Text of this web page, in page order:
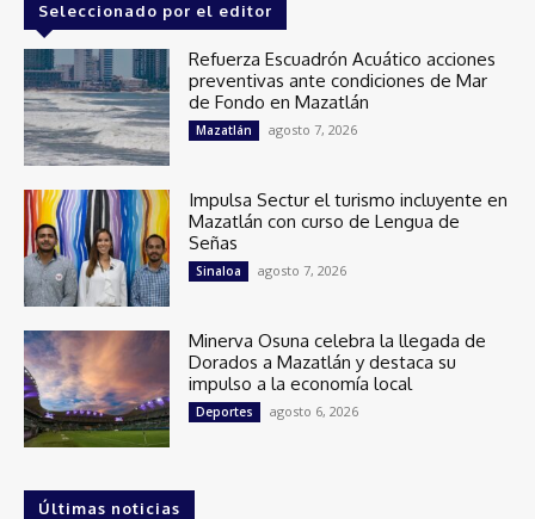
Seleccionado por el editor
Refuerza Escuadrón Acuático acciones
preventivas ante condiciones de Mar
de Fondo en Mazatlán
Mazatlán agosto 7, 2026
Impulsa Sectur el turismo incluyente en
Mazatlán con curso de Lengua de
Señas
Sinaloa agosto 7, 2026
Minerva Osuna celebra la llegada de
Dorados a Mazatlán y destaca su
impulso a la economía local
Deportes agosto 6, 2026
Últimas noticias